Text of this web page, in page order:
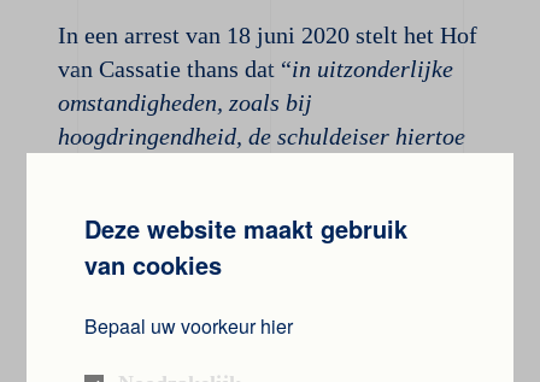
In een arrest van 18 juni 2020 stelt het Hof
van Cassatie thans dat “in uitzonderlijke
omstandigheden, zoals bij
hoogdringendheid, de schuldeiser hiertoe
machtiging op eigen kosten en op eigen
risico en deze kosten kan verhalen op de
achteraf kan worden getoetst door de
rechter.”.
Deze website maakt gebruik
van cookies
Bepaal uw voorkeur hier